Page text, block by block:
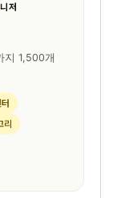
저
지 1,500개
리